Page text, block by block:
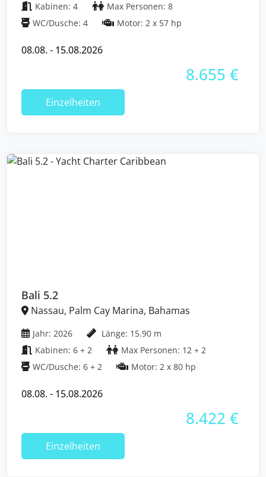
Kabinen: 4
Max Personen: 8
WC/Dusche: 4
Motor: 2 x 57 hp
08.08. - 15.08.2026
8.655 €
Einzelheiten
Bali 5.2
Nassau, Palm Cay Marina, Bahamas
Jahr: 2026
Länge: 15.90 m
Kabinen: 6 + 2
Max Personen: 12 + 2
WC/Dusche: 6 + 2
Motor: 2 x 80 hp
08.08. - 15.08.2026
8.422 €
Einzelheiten